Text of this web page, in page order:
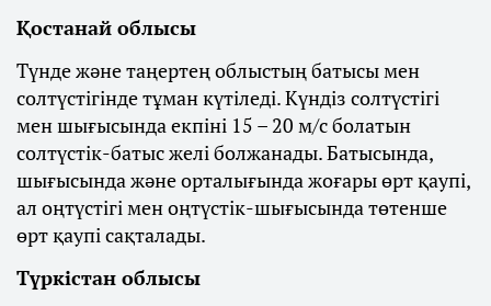
Қостанай облысы
Түнде және таңертең облыстың батысы мен
солтүстігінде тұман күтіледі. Күндіз солтүстігі
мен шығысында екпіні 15 – 20 м/с болатын
солтүстік-батыс желі болжанады. Батысында,
шығысында және орталығында жоғары өрт қаупі,
ал оңтүстігі мен оңтүстік-шығысында төтенше
өрт қаупі сақталады.
Түркістан облысы